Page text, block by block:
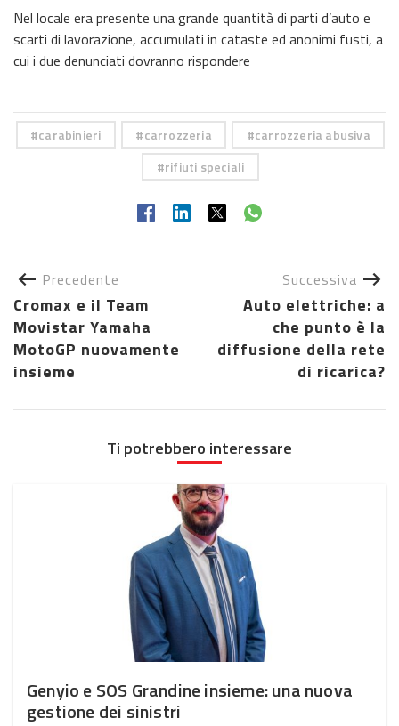
Nel locale era presente una grande quantità di parti d’auto e
scarti di lavorazione, accumulati in cataste ed anonimi fusti, a
cui i due denunciati dovranno rispondere
carabinieri carrozzeria
carrozzeria abusiva
rifiuti speciali
Precedente
Cromax e il Team
Movistar Yamaha
MotoGP nuovamente
insieme
Successiva
Auto elettriche: a
che punto è la
diffusione della rete
di ricarica?
Ti potrebbero interessare
Genyio e SOS Grandine insieme: una nuova
gestione dei sinistri